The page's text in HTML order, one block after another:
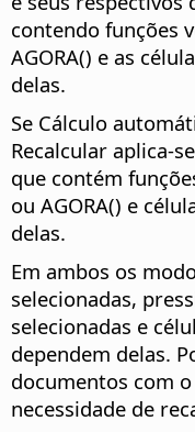
contendo funções
AGORA() e as
delas.
Se Cálculo
Recalcular aplica-
que contém
ou AGORA() e
delas.
Em ambos os
selecionadas,
selecionadas e
dependem delas.
documentos com
necessidade de